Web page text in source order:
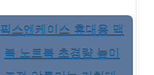
픽스엔케이스 휴대용 맥
북 노트북 초경량 높이